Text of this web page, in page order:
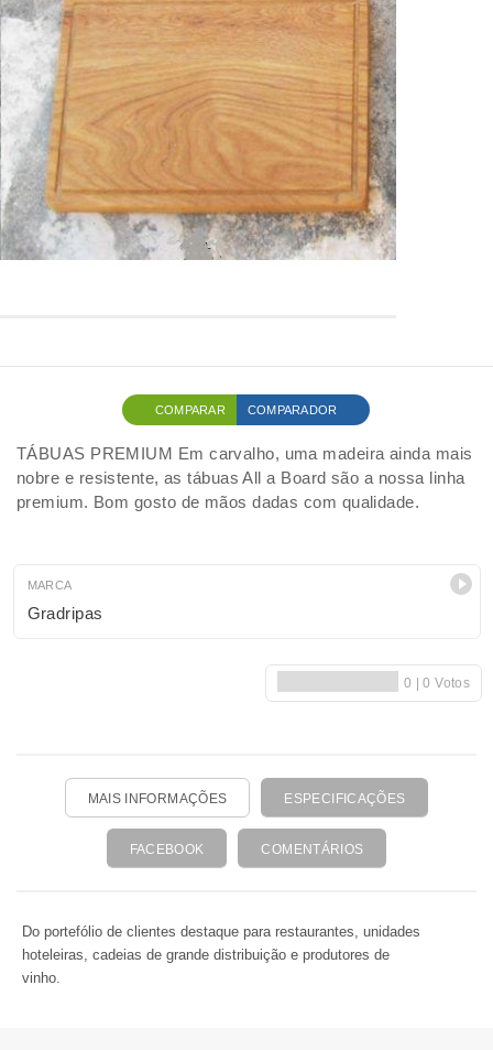
COMPARAR COMPARADOR
TÁBUAS PREMIUM Em carvalho, uma madeira ainda mais
nobre e resistente, as tábuas All a Board são a nossa linha
premium. Bom gosto de mãos dadas com qualidade.
MARCA
Gradripas
MAIS INFORMAÇÕES ESPECIFICAÇÕES
FACEBOOK COMENTÁRIOS
Do portefólio de clientes destaque para restaurantes, unidades
hoteleiras, cadeias de grande distribuição e produtores de
vinho.